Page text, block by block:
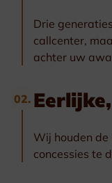
Drie
callcenter,
achter uw
02.
Wij houden
concessies te